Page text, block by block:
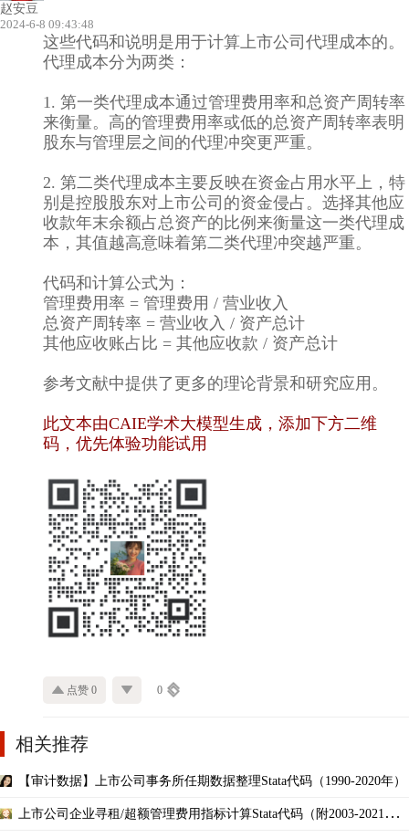
赵安豆
2024-6-8 09:43:48
这些代码和说明是用于计算上市公司代理成本的。
代理成本分为两类：
1. 第一类代理成本通过管理费用率和总资产周转率
来衡量。高的管理费用率或低的总资产周转率表明
股东与管理层之间的代理冲突更严重。
2. 第二类代理成本主要反映在资金占用水平上，特
别是控股股东对上市公司的资金侵占。选择其他应
收款年末余额占总资产的比例来衡量这一类代理成
本，其值越高意味着第二类代理冲突越严重。
代码和计算公式为：
管理费用率 = 管理费用 / 营业收入
总资产周转率 = 营业收入 / 资产总计
其他应收账占比 = 其他应收款 / 资产总计
参考文献中提供了更多的理论背景和研究应用。
此文本由CAIE学术大模型生成，添加下方二维
码，优先体验功能试用
点赞 0 0
相关推荐
【审计数据】上市公司事务所任期数据整理Stata代码（1990-2020年）
上市公司企业寻租/超额管理费用指标计算Stata代码（附2003-2021年